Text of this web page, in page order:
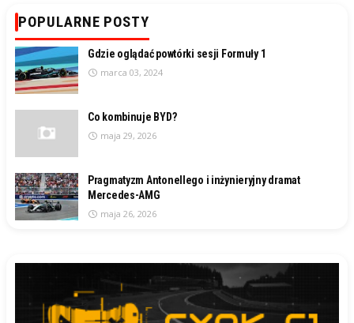
POPULARNE POSTY
Gdzie oglądać powtórki sesji Formuły 1
marca 03, 2024
Co kombinuje BYD?
maja 29, 2026
Pragmatyzm Antonellego i inżynieryjny dramat
Mercedes-AMG
maja 26, 2026